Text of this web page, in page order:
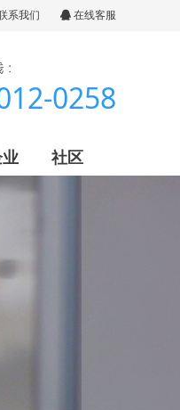
系我们 在线客服
0258
社区